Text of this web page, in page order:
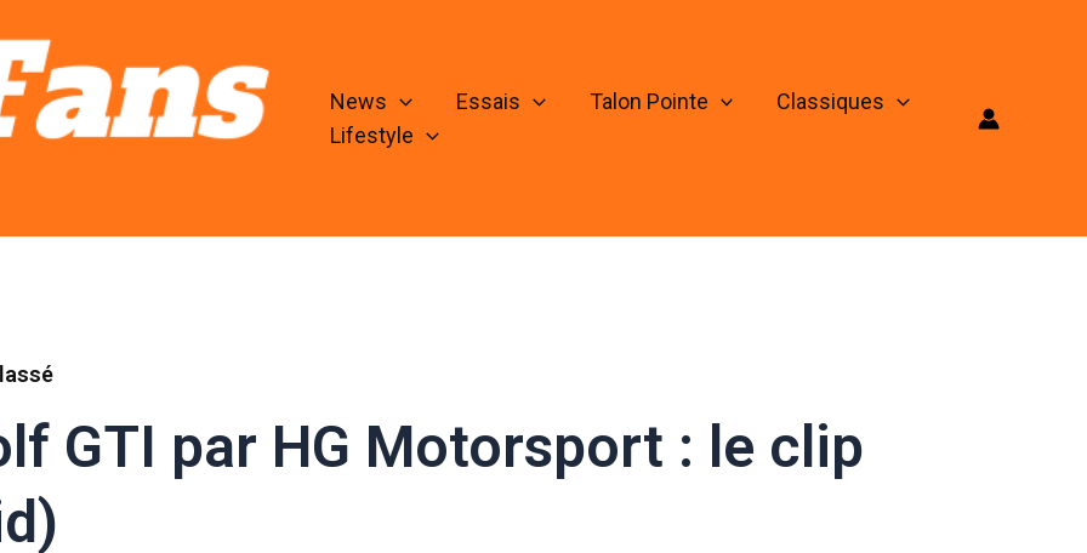
News Essais Talon Pointe
Classiques
Lifestyle
GTI par HG Motorsport : le clip